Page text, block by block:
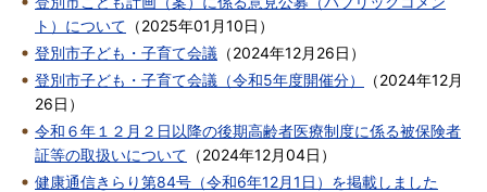
ト）について （2025年01月10日 ）
登別市子ども・子育て会議 （2024年12月26日 ）
登別市子ども・子育て会議（令和5年度開催分）
（2024年12月
26日 ）
令和６年１２月２日以降の後期高齢者医療制度に係る被保険者
証等の取扱いについて （2024年12月04日 ）
健康通信きらり第84号（令和6年12月1日）を掲載しました